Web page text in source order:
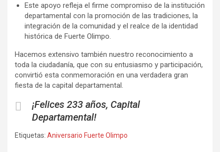
Este apoyo refleja el firme compromiso de la institución
departamental con la promoción de las tradiciones, la
integración de la comunidad y el realce de la identidad
histórica de Fuerte Olimpo.
Hacemos extensivo también nuestro reconocimiento a
toda la ciudadanía, que con su entusiasmo y participación,
convirtió esta conmemoración en una verdadera gran
fiesta de la capital departamental.
¡Felices 233 años, Capital
Departamental!
Etiquetas: Aniversario Fuerte Olimpo